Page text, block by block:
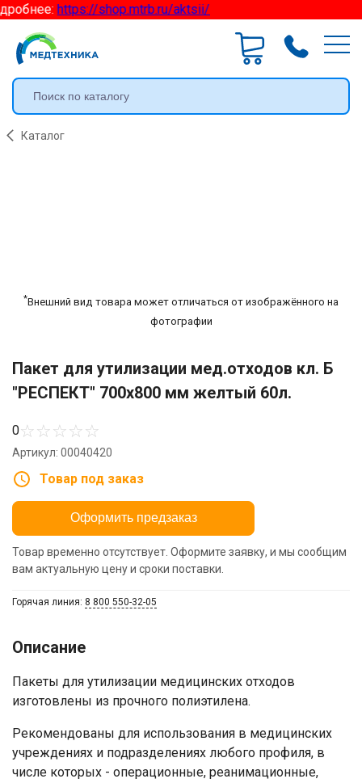
https://shop.mtrb.ru/aktsii/
Каталог
*Внешний вид товара может отличаться от изображённого на
фотографии
Пакет для утилизации мед.отходов кл. Б
"РЕСПЕКТ" 700х800 мм желтый 60л.
0☆☆☆☆☆
Артикул: 00040420
Товар под заказ
Оформить предзаказ
Товар временно отсутствует. Оформите заявку, и мы сообщим
вам актуальную цену и сроки поставки.
Горячая линия: 8 800 550-32-05
Описание
Пакеты для утилизации медицинских отходов
изготовлены из прочного полиэтилена.
Рекомендованы для использования в медицинских
учреждениях и подразделениях любого профиля, в
числе которых - операционные, реанимационные,